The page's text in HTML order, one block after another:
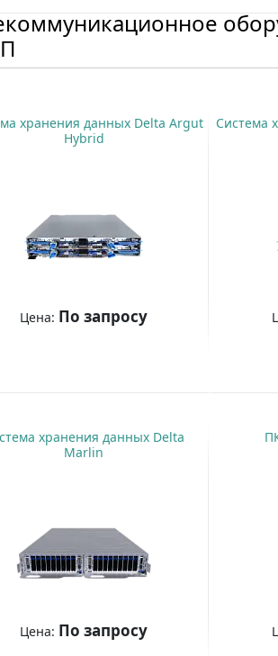
хранения данных Delta Argut
Hybrid
Цена: По запросу
Система
хранения данных Delta
Marlin
Цена: По запросу